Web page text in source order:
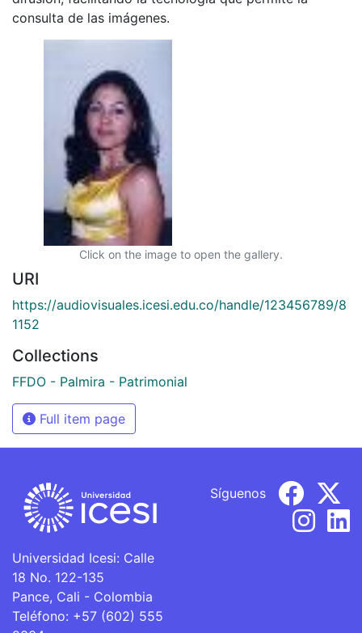
consulta de las imágenes.
Click on the image to open the gallery.
URI
https://audiovisuales.icesi.edu.co/handle/123456789/8
1152
Collections
FFDO - Palmira - Patrimonial
Full item page
Universidad Icesi: Calle
18 No. 122-135
Pance, Cali - Colombia
Teléfono: +57 (602) 555
Síguenos